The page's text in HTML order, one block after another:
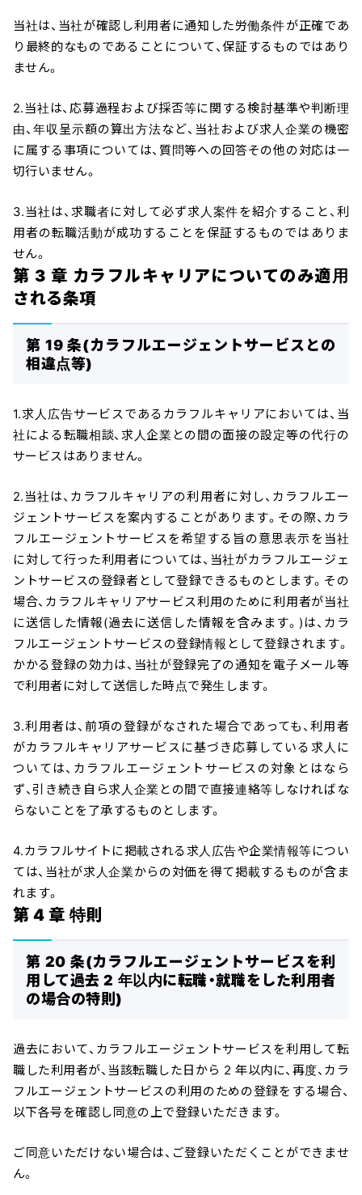
当社は、当社が確認し利用者に通知した労働条件が正確であ
り最終的なものであることについて、保証するものではあり
ません。
2.当社は、応募過程および採否等に関する検討基準や判断理
由、年収呈示額の算出方法など、当社および求人企業の機密
に属する事項については、質問等への回答その他の対応は一
切行いません。
3.当社は、求職者に対して必ず求人案件を紹介すること、利
用者の転職活動が成功することを保証するものではありま
せん。
第 3 章 カラフルキャリアについてのみ適用
される条項
第 19 条(カラフルエージェントサービスとの
相違点等)
1.求人広告サービスであるカラフルキャリアにおいては、当
社による転職相談、求人企業との間の面接の設定等の代行の
サービスはありません。
2.当社は、カラフルキャリアの利用者に対し、カラフルエー
ジェントサービスを案内することがあります。その際、カラ
フルエージェントサービスを希望する旨の意思表示を当社
に対して行った利用者については、当社がカラフルエージェ
ントサービスの登録者として登録できるものとします。その
場合、カラフルキャリアサービス利用のために利用者が当社
に送信した情報(過去に送信した情報を含みます。)は、カラ
フルエージェントサービスの登録情報として登録されます。
かかる登録の効力は、当社が登録完了の通知を電子メール等
で利用者に対して送信した時点で発生します。
3.利用者は、前項の登録がなされた場合であっても、利用者
がカラフルキャリアサービスに基づき応募している求人に
ついては、カラフルエージェントサービスの対象とはなら
ず、引き続き自ら求人企業との間で直接連絡等しなければな
らないことを了承するものとします。
4.カラフルサイトに掲載される求人広告や企業情報等につい
ては、当社が求人企業からの対価を得て掲載するものが含ま
れます。
第 4 章 特則
第 20 条(カラフルエージェントサービスを利
用して過去 2 年以内に転職・就職をした利用者
の場合の特則)
過去において、カラフルエージェントサービスを利用して転
職した利用者が、当該転職した日から 2 年以内に、再度、カラ
フルエージェントサービスの利用のための登録をする場合、
以下各号を確認し同意の上で登録いただきます。
ご同意いただけない場合は、ご登録いただくことができませ
ん。